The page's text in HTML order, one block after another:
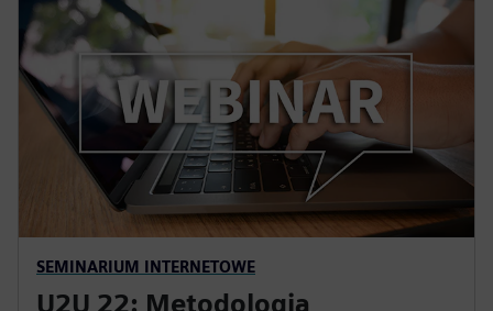
SEMINARIUM INTERNETOWE
U2U 22: Metodologia